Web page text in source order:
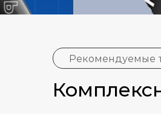
Рекомендуемые